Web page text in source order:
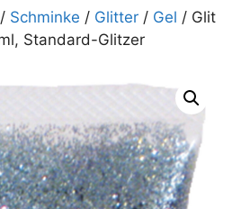
/ Schminke / Glitter / Gel / Glit
Standard-Glitzer